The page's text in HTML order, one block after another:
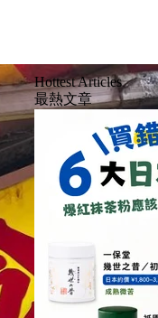
Hottest Articles
最熱文章